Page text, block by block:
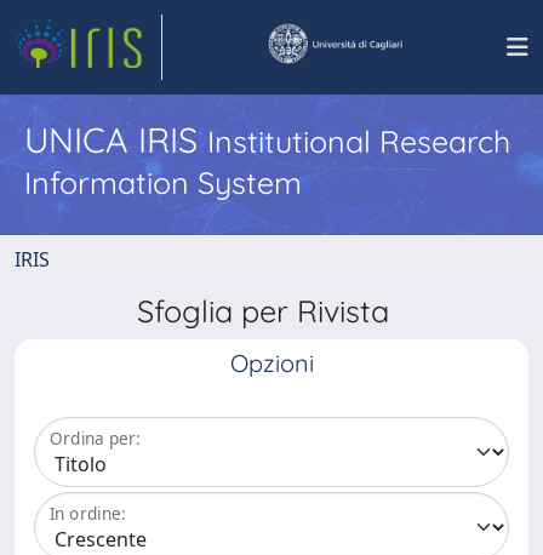
UNICA IRISInstitutional Research
Information System
IRIS
Sfoglia per Rivista
Opzioni
Ordina per:
In ordine: